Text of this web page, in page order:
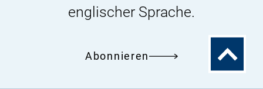
englischer Sprache.
Abonnieren
Zum